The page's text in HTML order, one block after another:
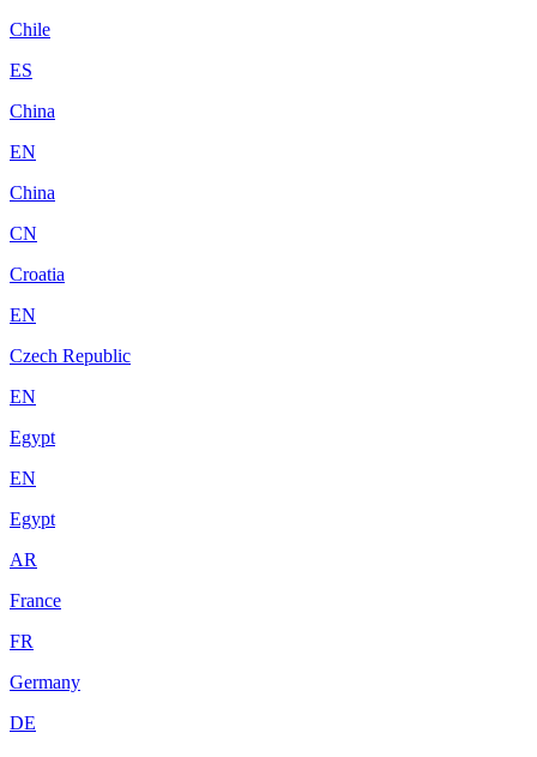
Chile
ES
China
EN
China
CN
Croatia
EN
Czech Republic
EN
Egypt
EN
Egypt
AR
France
FR
Germany
DE